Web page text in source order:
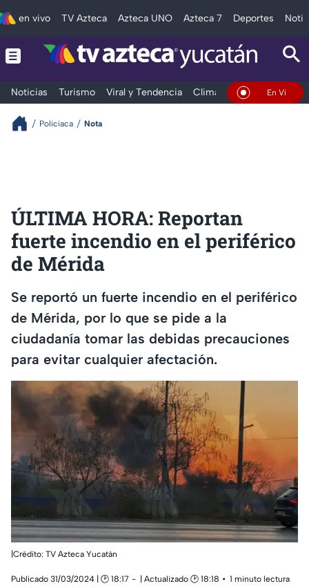
en vivo TV Azteca Azteca UNO Azteca 7 Deportes
Noticias Turismo Viral y Tendencia Clima DeportesEn Vivo
Policiaca Nota
ÚLTIMA HORA: Reportan
fuerte incendio en el periférico
de Mérida
Se reportó un fuerte incendio en el periférico
de Mérida, por lo que se pide a la
ciudadanía tomar las debidas precauciones
para evitar cualquier afectación.
|Crédito: TV Azteca Yucatán
Publicado 31/03/2024 | 🕑 18:17 | Actualizado 🕑 18:18
1 minuto lectura